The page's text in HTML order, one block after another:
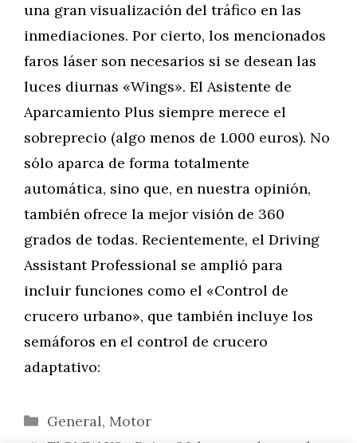
una gran visualización del tráfico en las
inmediaciones. Por cierto, los mencionados
faros láser son necesarios si se desean las
luces diurnas «Wings». El Asistente de
Aparcamiento Plus siempre merece el
sobreprecio (algo menos de 1.000 euros). No
sólo aparca de forma totalmente
automática, sino que, en nuestra opinión,
también ofrece la mejor visión de 360
grados de todas. Recientemente, el Driving
Assistant Professional se amplió para
incluir funciones como el «Control de
crucero urbano», que también incluye los
semáforos en el control de crucero
adaptativo:
Categorías
General, Motor